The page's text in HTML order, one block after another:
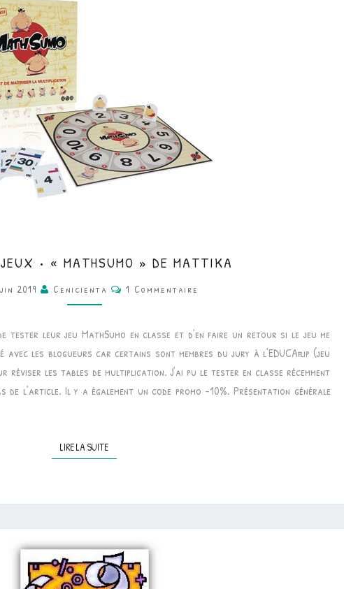
•
JEUX
«
MATHSUMO
»
DE
• « MATHSUMO » DE MATTIKA
2019 Cenicienta Commentaires
1 Commentaire
tester leur jeu MathSumo en classe et d’en faire un retour si le jeu me
avec les blogueurs car certains sont membres du jury à l’EDUCAflip (jeu
réviser les tables de multiplication. J’ai pu le tester en classe récemment
de l’article. Il y a également un code promo -10%. Présentation générale
LIRE LA SUITELIRE LA SUITE